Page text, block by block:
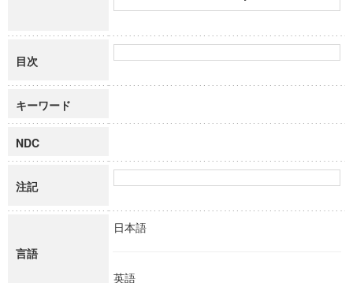
目次
キーワード
NDC
注記
言語
日本語
英語